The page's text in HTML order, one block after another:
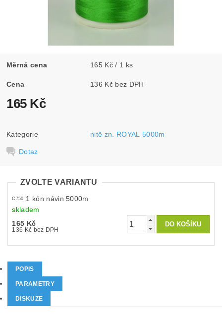
Měrná cena 165 Kč / 1 ks
Cena 136 Kč bez DPH
165 Kč
Kategorie nitě zn. ROYAL 5000m
Dotaz
ZVOLTE VARIANTU
C750 1 kón návin 5000m
skladem
165 Kč
136 Kč bez DPH
POPIS
PARAMETRY
DISKUZE